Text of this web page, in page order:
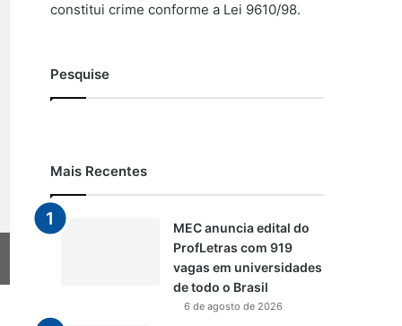
constitui crime conforme a Lei 9610/98.
Pesquise
Mais Recentes
MEC anuncia edital do
ProfLetras com 919
vagas em universidades
de todo o Brasil
6 de agosto de 2026